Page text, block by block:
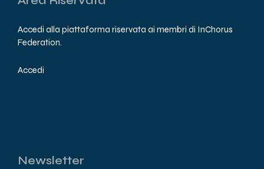
Accedi alla piattaforma riservata ai membri di InChorus
Federation.
Accedi
Newsletter